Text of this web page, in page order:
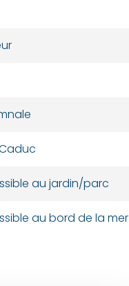
au jardin/parc
au bord de la mer